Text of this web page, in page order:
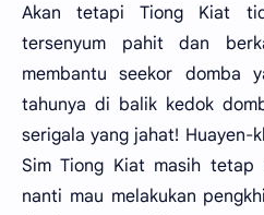
Akan tetapi Tiong Kiat
tersenyum pahit dan
membantu seekor domba
tahunya di balik kedok
serigala yang jahat! Huayen-
Sim Tiong Kiat masih tetap
nanti mau melakukan